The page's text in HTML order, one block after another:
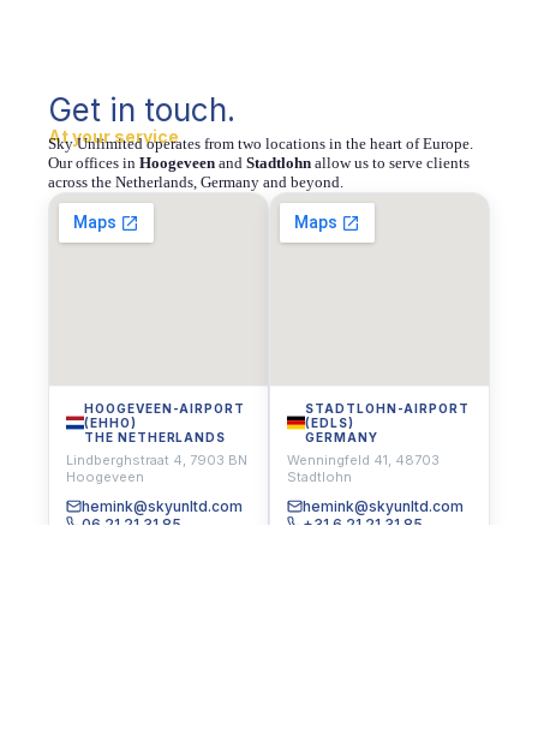
Get in touch.
At your service
Sky Unlimited operates from two locations in the heart of Europe.
Our offices in Hoogeveen and Stadtlohn allow us to serve clients
across the Netherlands, Germany and beyond.
HOOGEVEEN-AIRPORT
(EHHO)
THE NETHERLANDS
Lindberghstraat 4, 7903 BN
Hoogeveen
hemink@skyunltd.com
06 21 21 31 85
STADTLOHN-AIRPORT
(EDLS)
GERMANY
Wenningfeld 41, 48703
Stadtlohn
hemink@skyunltd.com
+31 6 21 21 31 85